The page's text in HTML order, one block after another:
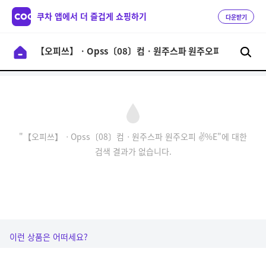
쿠차 앱에서 더 즐겁게 쇼핑하기 다운받기
"【오피쓰】ㆍOpss〔08〕컴ㆍ원주스파 원주오피 ✌%E"에 대한
검색 결과가 없습니다.
이런 상품은 어떠세요?